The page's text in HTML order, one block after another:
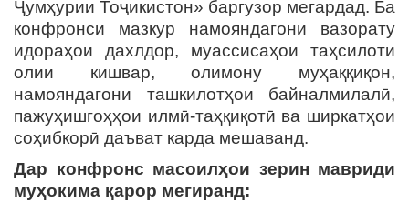
Ҷумҳурии Тоҷикистон» баргузор мегардад. Ба
конфронси мазкур намояндагони вазорату
идораҳои дахлдор, муассисаҳои таҳсилоти
олии кишвар, олимону муҳаққиқон,
намояндагони ташкилотҳои байналмилалӣ,
пажуҳишгоҳҳои илмӣ-таҳқиқотӣ ва ширкатҳои
соҳибкорӣ даъват карда мешаванд.
Дар конфронс масоилҳои зерин мавриди
муҳокима қарор мегиранд: